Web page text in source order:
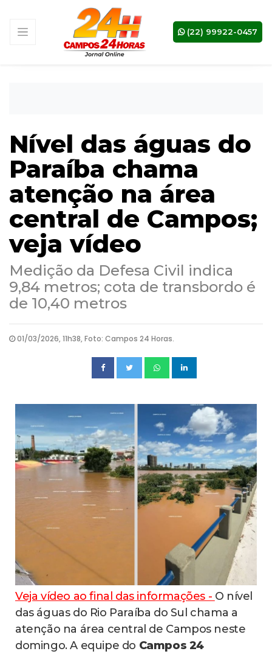
(22) 99922-0457
Nível das águas do
Paraíba chama
atenção na área
central de Campos;
veja vídeo
Medição da Defesa Civil indica
9,84 metros; cota de transbordo é
de 10,40 metros
01/03/2026, 11h38, Foto: Campos 24 Horas.
Veja vídeo ao final das informações - O nível
das águas do Rio Paraíba do Sul chama a
atenção na área central de Campos neste
domingo. A equipe do Campos 24